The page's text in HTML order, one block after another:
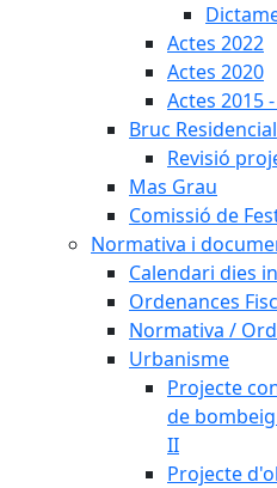
Actes 2022
Actes 2020
Actes 2015
Bruc Residencial
Revisió
Mas Grau
Comissió de
Normativa i
Calendari dies
Ordenances
Normativa /
Urbanisme
Projecte
de
II
Projecte